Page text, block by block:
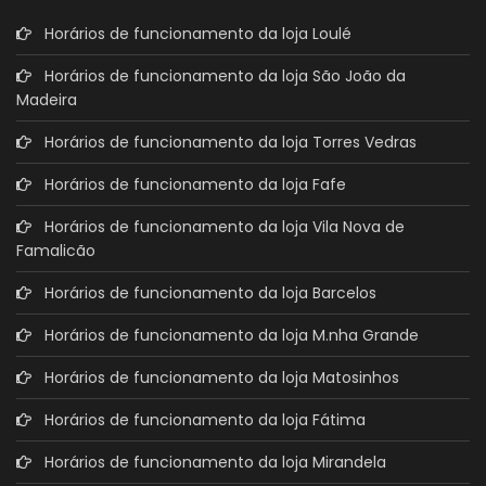
Horários de funcionamento da loja Loulé
Horários de funcionamento da loja São João da
Madeira
Horários de funcionamento da loja Torres Vedras
Horários de funcionamento da loja Fafe
Horários de funcionamento da loja Vila Nova de
Famalicão
Horários de funcionamento da loja Barcelos
Horários de funcionamento da loja M.nha Grande
Horários de funcionamento da loja Matosinhos
Horários de funcionamento da loja Fátima
Horários de funcionamento da loja Mirandela